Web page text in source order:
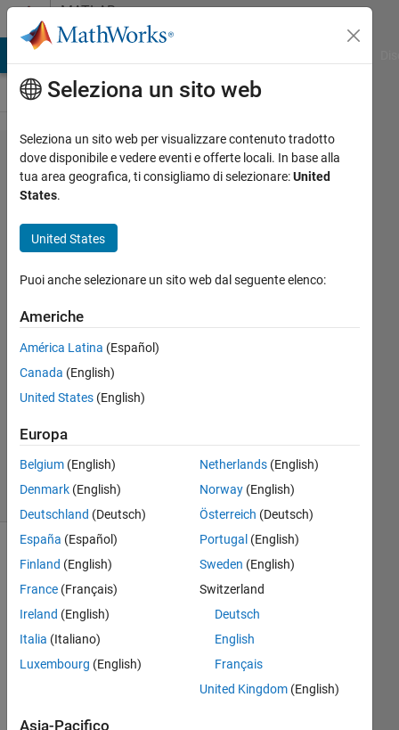
Vai al contenutoMATLAB
Answers
Why can't I
read from a file
Generation's
Time Action?
Elliott
24 Ott
2018
Risposte
5
(30 giorni)
de:
Seleziona un sito web
Seleziona un sito web per visualizzare contenuto tradotto
dove disponibile e vedere eventi e offerte locali. In base alla
tua area geografica, ti consigliamo di selezionare:United
States.
United States
Puoi anche selezionare un sito web dal seguente elenco:
Americhe
América Latina (Español)
Canada (English)
United States (English)
Europa
Belgium (English)
Denmark (English)
Deutschland (Deutsch)
España (Español)
Finland (English)
France (Français)
Ireland (English)
Italia (Italiano)
Luxembourg (English)
Netherlands(English)
Norway(English)
Österreich (Deutsch)
Portugal (English)
Sweden (English)
Switzerland
Deutsch
English
Français
United Kingdom(English)
Asia-Pacifico